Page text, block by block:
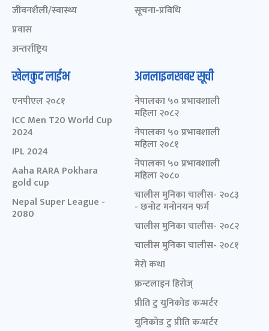
जीवनशैली/स्वास्थ्य
प्रवास
अन्तर्राष्ट्रिय
सूचना-प्रविधि
खेलकुद लाईभ
एनपीएल २०८१
ICC Men T20 World Cup
2024
IPL 2024
Aaha RARA Pokhara
gold cup
Nepal Super League -
2080
अनलाइनखबर सूची
नेपालका ५० प्रभावशाली
महिला २०८२
नेपालका ५० प्रभावशाली
महिला २०८१
नेपालका ५० प्रभावशाली
महिला २०८०
चालीस मुनिका चालीस- २०८३
- छनोट मनोनयन फर्म
चालीस मुनिका चालीस- २०८२
चालीस मुनिका चालीस- २०८१
मेरो कथा
फ्रन्टलाइन हिरोज्
प्रीति टु युनिकोड कन्भर्टर
युनिकोड टु प्रीति कन्भर्टर